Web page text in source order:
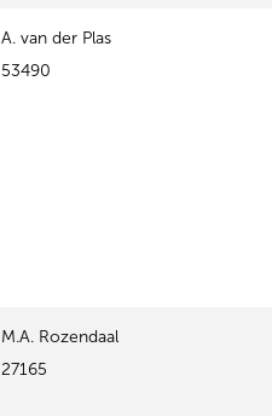
A. van der Plas
53490
M.A. Rozendaal
27165